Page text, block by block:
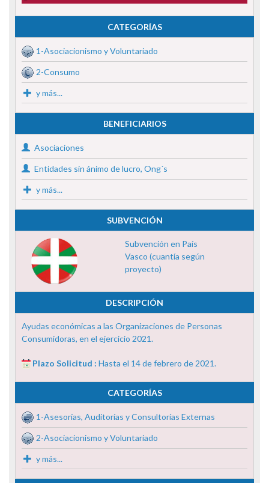
CATEGORÍAS
1-Asociacionismo y Voluntariado
2-Consumo
y más...
BENEFICIARIOS
Asociaciones
Entidades sin ánimo de lucro, Ong´s
y más...
SUBVENCIÓN
Subvención en País
Vasco (cuantía según
proyecto)
DESCRIPCIÓN
Ayudas económicas a las Organizaciones de Personas
Consumidoras, en el ejercicio 2021.
Plazo Solicitud : Hasta el 14 de febrero de 2021.
CATEGORÍAS
1-Asesorías, Auditorías y Consultorías Externas
2-Asociacionismo y Voluntariado
y más...